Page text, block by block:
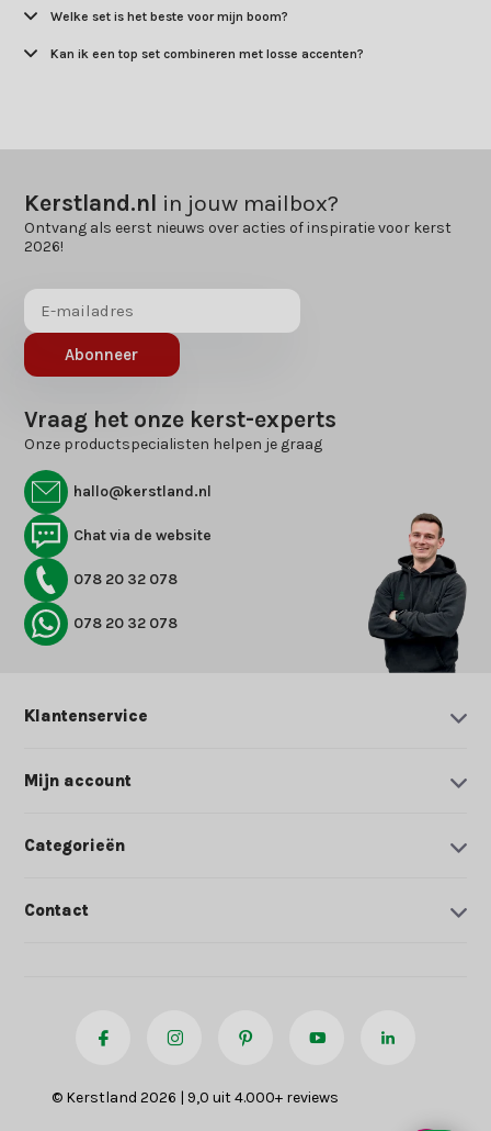
Welke set is het beste voor mijn boom?
Kan ik een top set combineren met losse accenten?
Kerstland.nl in jouw mailbox?
Ontvang als eerst nieuws over acties of inspiratie voor kerst
2026!
Abonneer
Vraag het onze kerst-experts
Onze productspecialisten helpen je graag
hallo@kerstland.nl
Chat via de website
078 20 32 078
078 20 32 078
Klantenservice
Mijn account
Categorieën
Contact
© Kerstland 2026 | 9,0 uit 4.000+ reviews